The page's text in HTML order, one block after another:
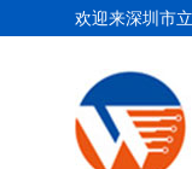
欢迎来深圳市